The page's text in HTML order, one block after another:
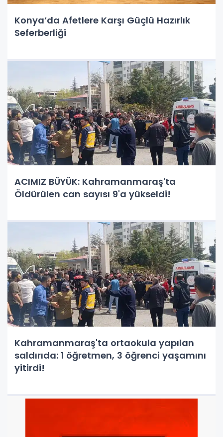
Konya’da Afetlere Karşı Güçlü Hazırlık
Seferberliği
ACIMIZ BÜYÜK: Kahramanmaraş'ta
Öldürülen can sayısı 9'a yükseldi!
Kahramanmaraş'ta ortaokula yapılan
saldırıda: 1 öğretmen, 3 öğrenci yaşamını
yitirdi!